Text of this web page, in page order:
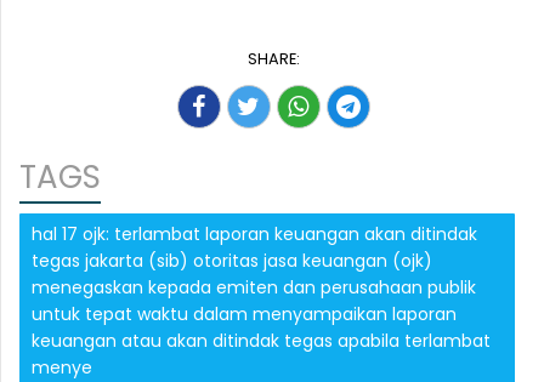
SHARE:
TAGS
hal 17 ojk: terlambat laporan keuangan akan ditindak
tegas jakarta (sib) otoritas jasa keuangan (ojk)
menegaskan kepada emiten dan perusahaan publik
untuk tepat waktu dalam menyampaikan laporan
keuangan atau akan ditindak tegas apabila terlambat
menye